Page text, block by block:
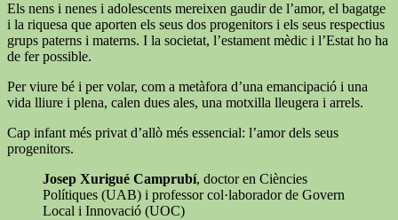
Els nens i nenes i adolescents mereixen gaudir de l’amor, el bagatge
i la riquesa que aporten els seus dos progenitors i els seus respectius
grups paterns i materns. I la societat, l’estament mèdic i l’Estat ho ha
de fer possible.
Per viure bé i per volar, com a metàfora d’una emancipació i una
vida lliure i plena, calen dues ales, una motxilla lleugera i arrels.
Cap infant més privat d’allò més essencial: l’amor dels seus
progenitors.
Josep Xurigué Camprubí, doctor en Ciències
Polítiques (UAB) i professor col·laborador de Govern
Local i Innovació (UOC)